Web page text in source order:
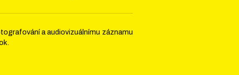
a audiovizuálnímu záznamu